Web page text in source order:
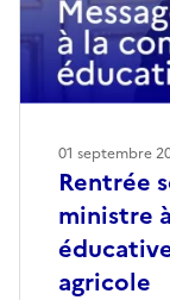
Rentrée
ministre
agricole
01 septembre